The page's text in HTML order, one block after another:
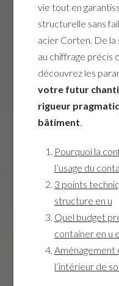
vie tout en
structurelle sans
acier Corten. De
au chiffrage précis
découvrez les
votre futur
rigueur
bâtiment
Pourquoi la
l’usage du
3 points
structure en u
Quel budget
container en u
Aménagement
l’intérieur de